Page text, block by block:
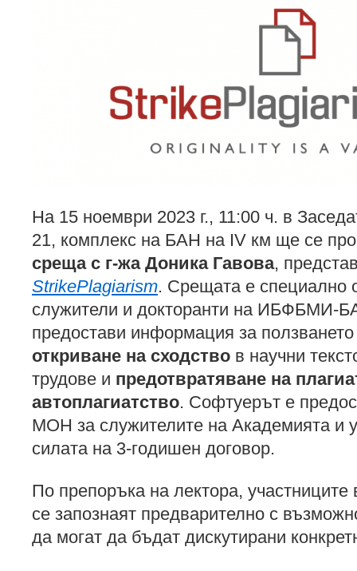
На 15 ноември 2023 г., 11:00 ч. в
21, комплекс на БАН на IV км ще се
среща с г-жа Доника Гавова,
StrikePlagiarism. Срещата е специално
служители и докторанти на ИБФБМИ-
предостави информация за
откриване на сходство в научни
трудове и предотвратяване на
автоплагиатство. Софтуерът е
МОН за служителите на Академията и
силата на 3-годишен договор.
По препоръка на лектора,
се запознаят предварително с
да могат да бъдат дискутирани